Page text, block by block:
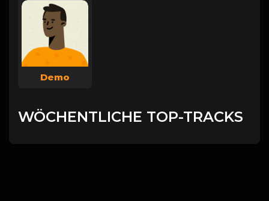
Demo
WÖCHENTLICHE TOP-TRACKS